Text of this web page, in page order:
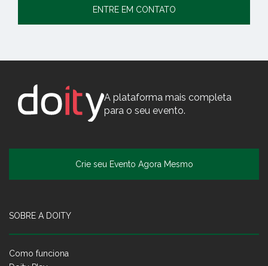
ENTRE EM CONTATO
A plataforma mais completa
para o seu evento.
Crie seu Evento Agora Mesmo
SOBRE A DOITY
Como funciona